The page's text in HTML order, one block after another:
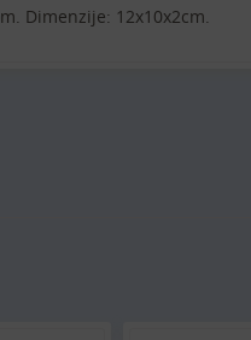
Dimenzije: 12x10x2cm.